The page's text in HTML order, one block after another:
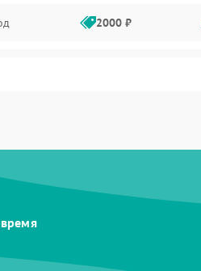
2000 ₽
1000 ₽